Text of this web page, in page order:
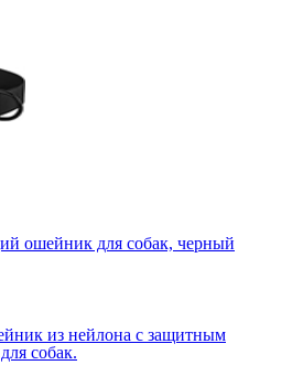
ошейник для собак, черный
из нейлона с защитным
собак.